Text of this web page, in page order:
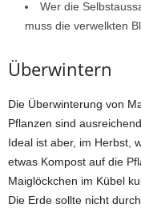
Wer die
muss die verwelkten
Überwintern
Die Überwinterung von
Pflanzen sind
Ideal ist aber, im Herbst,
etwas Kompost auf die
Maiglöckchen im Kübel
Die Erde sollte nicht